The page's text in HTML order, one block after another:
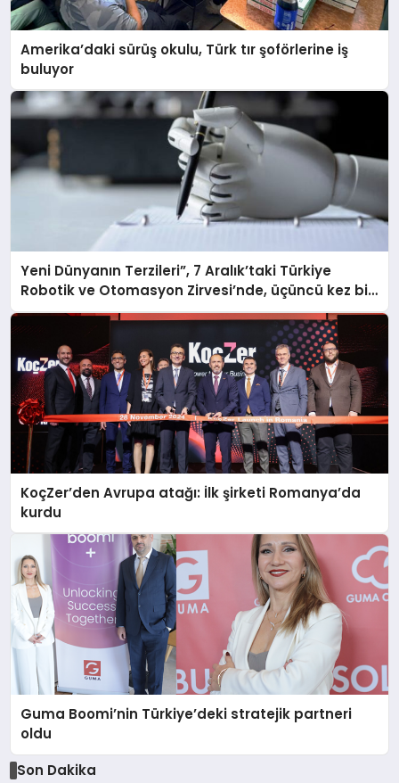
Amerika’daki sürüş okulu, Türk tır şoförlerine iş
buluyor
Yeni Dünyanın Terzileri”, 7 Aralık’taki Türkiye
Robotik ve Otomasyon Zirvesi’nde, üçüncü kez bir
araya geliyor
KoçZer’den Avrupa atağı: İlk şirketi Romanya’da
kurdu
Guma Boomi’nin Türkiye’deki stratejik partneri
oldu
Son Dakika